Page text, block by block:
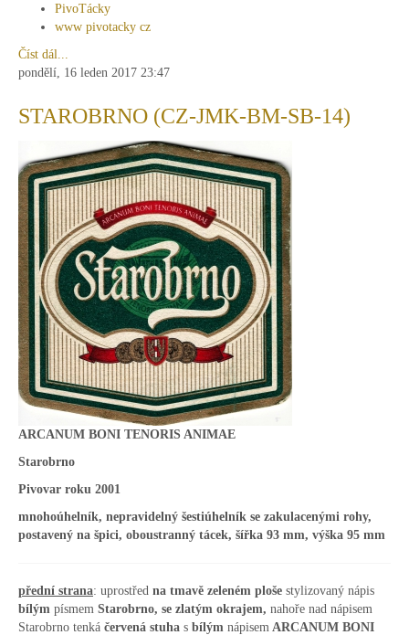
PivoTácky
www pivotacky cz
Číst dál...
pondělí, 16 leden 2017 23:47
STAROBRNO (CZ-JMK-BM-SB-14)
ARCANUM BONI TENORIS ANIMAE
Starobrno
Pivovar roku 2001
mnohoúhelník, nepravidelný šestiúhelník se zakulacenými rohy,
postavený na špici, oboustranný tácek, šířka 93 mm, výška 95 mm
přední strana: uprostřed na tmavě zeleném ploše stylizovaný nápis
bílým písmem Starobrno, se zlatým okrajem, nahoře nad nápisem
Starobrno tenká červená stuha s bílým nápisem ARCANUM BONI